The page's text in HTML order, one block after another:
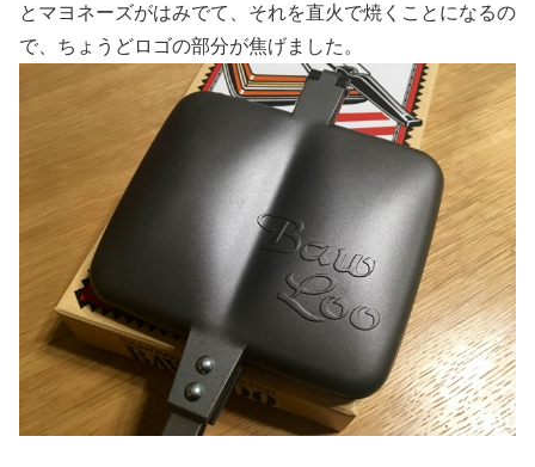
とマヨネーズがはみでて、それを直火で焼くことになるの
で、ちょうどロゴの部分が焦げました。